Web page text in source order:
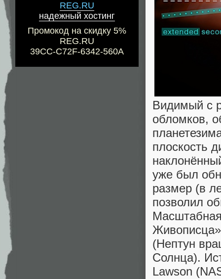
REG.RU
надежный хостинг
Промокод на скидку 5%
REG.RU
39CC-C72F-6342-560A
Видимый с
обломков,
плоскость
уже был
размер (в
позволил
(Нептун
Солнца).
Lawson